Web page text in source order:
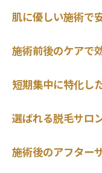
肌に優しい施術で
施術前後のケアで
短期集中に特化し
選ばれる脱毛サロ
施術後のアフター